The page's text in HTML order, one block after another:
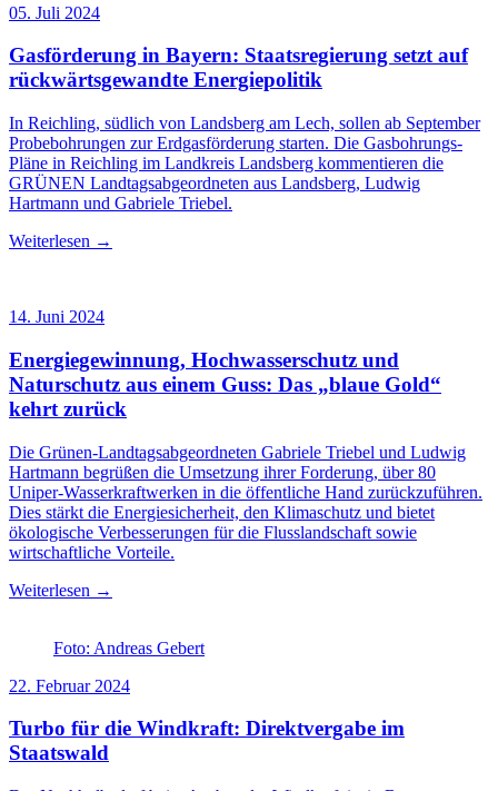
05. Juli 2024
Gasförderung in Bayern: Staatsregierung setzt auf
rückwärtsgewandte Energiepolitik
In Reichling, südlich von Landsberg am Lech, sollen ab September
Probebohrungen zur Erdgasförderung starten. Die Gasbohrungs-
Pläne in Reichling im Landkreis Landsberg kommentieren die
GRÜNEN Landtagsabgeordneten aus Landsberg, Ludwig
Hartmann und Gabriele Triebel.
Weiterlesen →
14. Juni 2024
Energiegewinnung, Hochwasserschutz und
Naturschutz aus einem Guss: Das „blaue Gold“
kehrt zurück
Die Grünen-Landtagsabgeordneten Gabriele Triebel und Ludwig
Hartmann begrüßen die Umsetzung ihrer Forderung, über 80
Uniper-Wasserkraftwerken in die öffentliche Hand zurückzuführen.
Dies stärkt die Energiesicherheit, den Klimaschutz und bietet
ökologische Verbesserungen für die Flusslandschaft sowie
wirtschaftliche Vorteile.
Weiterlesen →
Foto: Andreas Gebert
22. Februar 2024
Turbo für die Windkraft: Direktvergabe im
Staatswald